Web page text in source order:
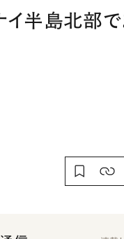
イ半島北部で